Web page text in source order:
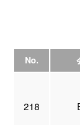
No.
218